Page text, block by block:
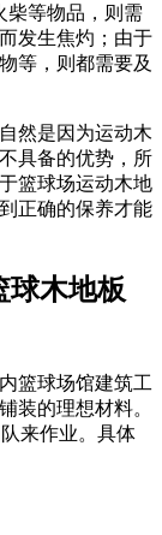
柴等物品，则需
发生焦灼；由于
等，则都需要及
然是因为运动木
具备的优势，所
篮球场运动木地
正确的保养才能
球木地板
篮球场馆建筑工
装的理想材料。
来作业。具体